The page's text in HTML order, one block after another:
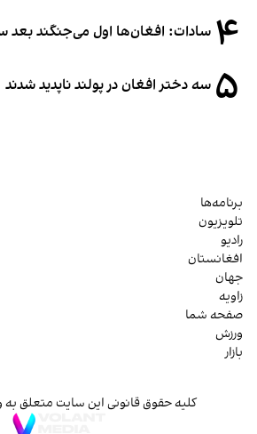
۴ سادات: افغان‌ها اول می‌جنگند بعد
۵ سه دختر افغان در پولند ناپدید شدند
برنامه‌ها
تلویزیون
رادیو
افغانستان
جهان
زاویه
صفحه شما
ورزش
بازار
کلیه حقوق قانونی این سایت متعلق به